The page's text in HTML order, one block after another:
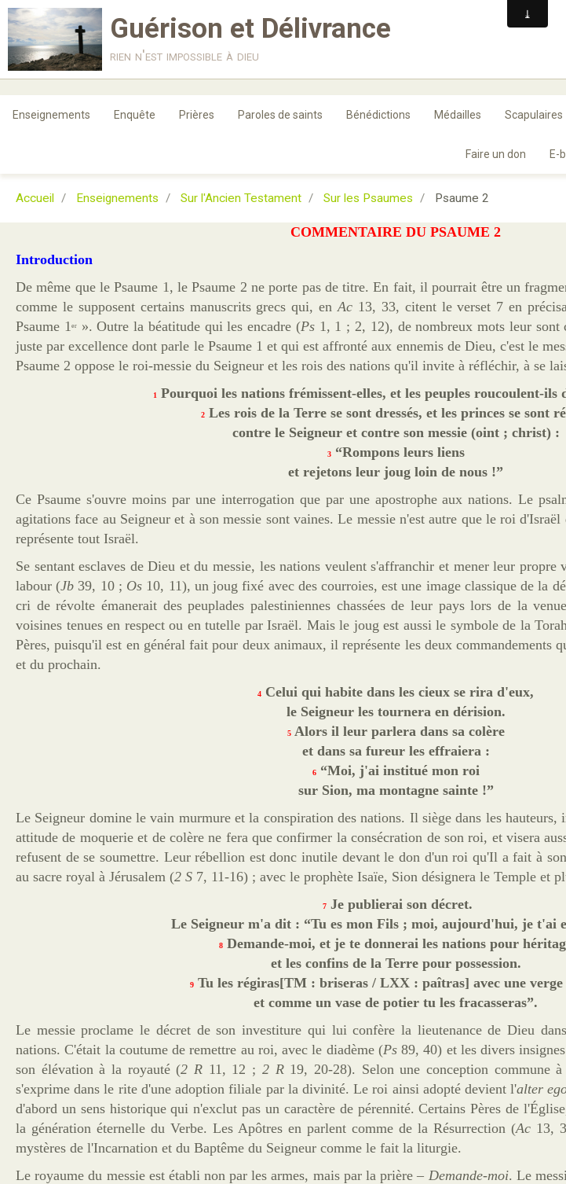
Guérison et Délivrance
rien n'est impossible à dieu
Enseignements Enquête Prières Paroles de saints Bénédictions Médailles Scapulaires
Faire un don E-
Accueil Enseignements Sur l'Ancien Testament Sur les Psaumes Psaume 2
COMMENTAIRE DU PSAUME 2
Introduction
De même que le Psaume 1, le Psaume 2 ne porte pas de titre. En fait, il pourrait être un
comme le supposent certains manuscrits grecs qui, enAc 13, 33, citent le verset 7 en
Psaume 1er». Outre la béatitude qui les encadre (Ps1, 1 ; 2, 12), de nombreux mots leur
juste par excellence dont parle le Psaume 1 et qui est affronté aux ennemis de Dieu, c'est le
Psaume 2 oppose le roi-messie du Seigneur et les rois des nations qu'il invite à réfléchir, à se
1 Pourquoi les nations frémissent-elles, et les peuples roucoulent-ils
2Les rois de la Terre se sont dressés, et les princes se sont
contre le Seigneur et contre son messie (oint ; christ) :
3“Rompons leurs liens
et rejetons leur joug loin de nous !”
Ce Psaumes'ouvre moins par une interrogation que par une apostrophe aux nations. Le
agitations face au Seigneur et à son messie sont vaines. Le messie n'est autre que le roi
représente tout Israël.
Se sentant esclaves de Dieu et du messie, les nations veulent s'affranchir et mener leur
labour (Jb 39, 10 ; Os 10, 11), un joug fixé avec des courroies, est une image classique de la
cri de révolte émanerait des peuplades palestiniennes chassées de leur pays lors de la
voisines tenues en respect ou en tutelle par Israël. Mais le joug est aussi le symbole de la
Pères, puisqu'il est en général fait pour deux animaux, il représente les deux commandements
et du prochain.
4 Celui qui habite dans les cieux se rira d'eux,
le Seigneur les tournera en dérision.
5Alors il leur parlera dans sa colère
et dans sa fureur les effraiera :
6“Moi, j'ai institué mon roi
sur Sion, ma montagne sainte!”
Le Seigneur domine le vain murmure et la conspiration des nations. Il siège dans les hauteurs,
attitude de moquerie et de colère ne fera que confirmer la consécration de son roi, et visera
refusent de se soumettre. Leur rébellion est donc inutile devant le don d'un roi qu'Il a fait à
au sacre royal à Jérusalem (2 S 7, 11-16) ; avec le prophète Isaïe, Sion désignera le Temple et
7 Je publierai son décret.
Le Seigneur m'a dit : “Tu es mon Fils ; moi, aujourd'hui, je t'ai
8 Demande-moi, et je te donnerai les nations pour
et les confins de la Terre pour possession.
9Tu les régiras[TM : briseras / LXX : paîtras] avec une verge
et comme un vase de potier tu les fracasseras”.
Le messie proclame le décret de son investiture qui lui confère la lieutenance de Dieu
nations. C'était la coutume de remettre au roi, avec le diadème (Ps89, 40) et les divers
son élévation à la royauté (2 R 11, 12 ; 2 R19, 20-28). Selon une conception commune
s'exprime dans le rite d'une adoption filiale par la divinité. Le roi ainsi adopté devient l'alter
d'abord un sens historiquequi n'exclut pas un caractèrede pérennité. Certains Pères de
la génération éternelle du Verbe. Les Apôtres en parlent comme de la Résurrection (Ac 13,
mystères de l'Incarnation et du Baptême du Seigneur comme le fait la liturgie.
Le royaume du messie est établi non par les armes, mais par la prière– Demande-moi. Le